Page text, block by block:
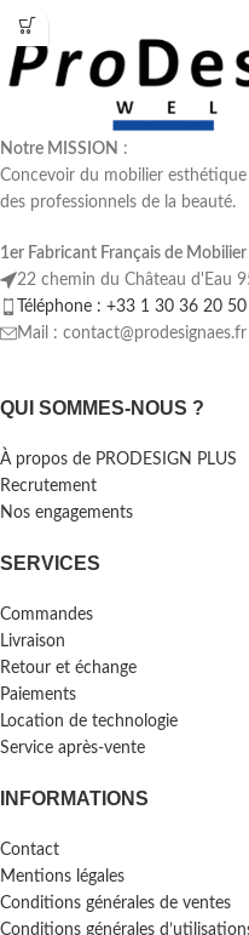
Notre MISSION :
Concevoir du mobilier
des professionnels de la beauté.
1er Fabricant Français de
22 chemin du Château d'Eau
Téléphone : +33 1 30 36 20 50
Mail : contact@prodesignaes.fr
QUI SOMMES-NOUS ?
À propos de PRODESIGN PLUS
Recrutement
Nos engagements
SERVICES
Commandes
Livraison
Retour et échange
Paiements
Location de technologie
Service après-vente
INFORMATIONS
Contact
Mentions légales
Conditions générales de ventes
Conditions générales